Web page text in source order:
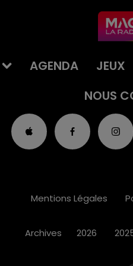
AGENDA JEUX
NOUS
Mentions Légales
Archives 2026